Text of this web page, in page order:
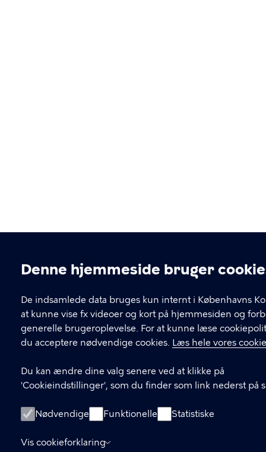
Cookieindstillinger
Denne hjemmeside bruger
De indsamlede data bruges kun internt i Københavns
at kunne vise fx videoer og kort på hjemmesiden og
generelle brugeroplevelse. For at kunne læse
du acceptere nødvendige cookies. Læs hele vores
Du kan ændre dine valg senere ved at klikke på
'Cookieindstillinger', som du finder som link nederst på
Nødvendige Funktionelle Statistiske
Vis cookieforklaring